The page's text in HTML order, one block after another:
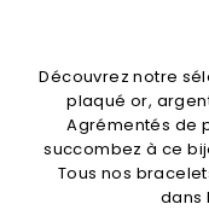
Découvrez notre
plaqué or,
Agrémentés de
succombez à ce
Tous nos
dans